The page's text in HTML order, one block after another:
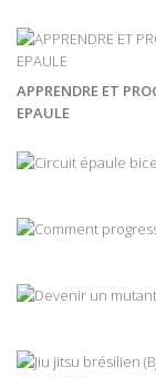
APPRENDRE ET
EPAULE